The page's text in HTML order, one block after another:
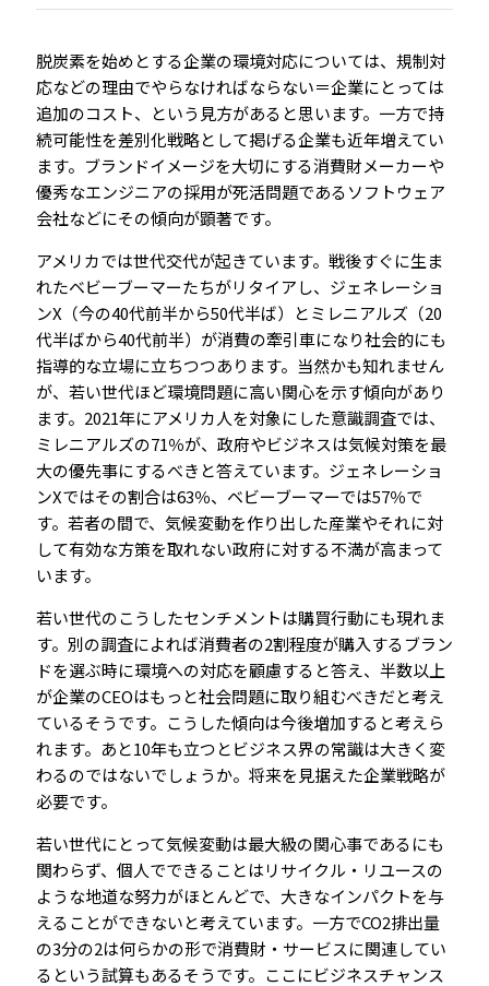
脱炭素を始めとする企業の環境対応については、規制対
応などの理由でやらなければならない＝企業にとっては
追加のコスト、という見方があると思います。一方で持
続可能性を差別化戦略として掲げる企業も近年増えてい
ます。ブランドイメージを大切にする消費財メーカーや
優秀なエンジニアの採用が死活問題であるソフトウェア
会社などにその傾向が顕著です。
アメリカでは世代交代が起きています。戦後すぐに生ま
れたベビーブーマーたちがリタイアし、ジェネレーショ
ンX（今の40代前半から50代半ば）とミレニアルズ（20
代半ばから40代前半）が消費の牽引車になり社会的にも
指導的な立場に立ちつつあります。当然かも知れません
が、若い世代ほど環境問題に高い関心を示す傾向があり
ます。2021年にアメリカ人を対象にした意識調査では、
ミレニアルズの71％が、政府やビジネスは気候対策を最
大の優先事にするべきと答えています。ジェネレーショ
ンXではその割合は63％、ベビーブーマーでは57％で
す。若者の間で、気候変動を作り出した産業やそれに対
して有効な方策を取れない政府に対する不満が高まって
います。
若い世代のこうしたセンチメントは購買行動にも現れま
す。別の調査によれば消費者の2割程度が購入するブラン
ドを選ぶ時に環境への対応を顧慮すると答え、半数以上
が企業のCEOはもっと社会問題に取り組むべきだと考え
ているそうです。こうした傾向は今後増加すると考えら
れます。あと10年も立つとビジネス界の常識は大きく変
わるのではないでしょうか。将来を見据えた企業戦略が
必要です。
若い世代にとって気候変動は最大級の関心事であるにも
関わらず、個人でできることはリサイクル・リユースの
ような地道な努力がほとんどで、大きなインパクトを与
えることができないと考えています。一方でCO2排出量
の3分の2は何らかの形で消費財・サービスに関連してい
るという試算もあるそうです。ここにビジネスチャンス